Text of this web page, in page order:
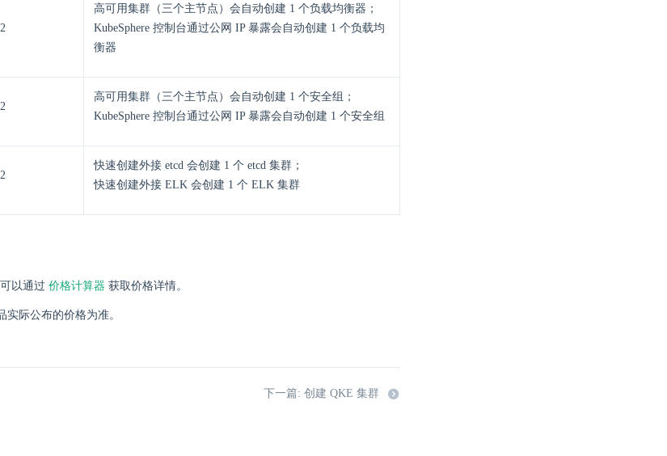
高可用集群（三个主节点）会自动创建 1 个负载均衡器；
KubeSphere 控制台通过公网 IP 暴露会自动创建 1 个负载均
衡器
高可用集群（三个主节点）会自动创建 1 个安全组；
KubeSphere 控制台通过公网 IP 暴露会自动创建 1 个安全组
快速创建外接 etcd 会创建 1 个 etcd 集群；
快速创建外接 ELK 会创建 1 个 ELK 集群
以通过 价格计算器 获取价格详情。
际公布的价格为准。
下一篇: 创建 QKE 集群